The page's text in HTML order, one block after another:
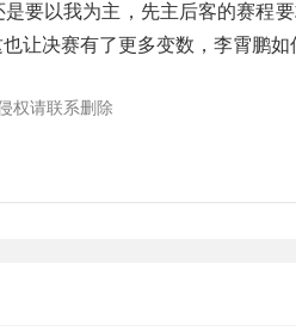
要以我为主，先主后客的赛程
让决赛有了更多变数，李霄鹏如
权请联系删除